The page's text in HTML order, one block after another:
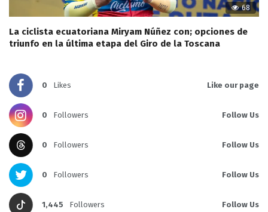
68
La ciclista ecuatoriana Miryam Núñez con; opciones de
triunfo en la última etapa del Giro de la Toscana
0 Likes Like our page
0 Followers Follow Us
0 Followers Follow Us
0 Followers Follow Us
1,445 Followers Follow Us